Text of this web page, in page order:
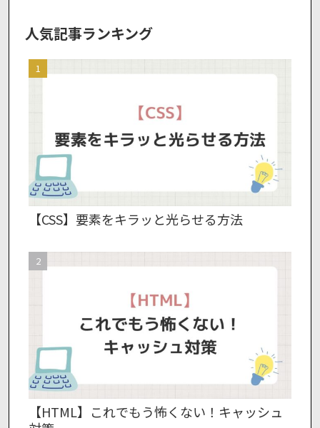
人気記事ランキング
【CSS】要素をキラッと光らせる方法
【HTML】これでもう怖くない！キャッシュ